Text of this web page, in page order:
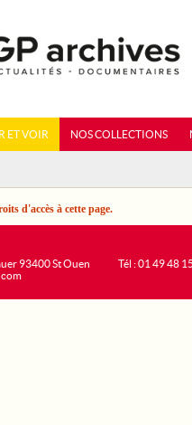
ET VOIR NOS COLLECTIONS
d'accès à cette page.
93400 St Ouen
Tél : 01 49 48